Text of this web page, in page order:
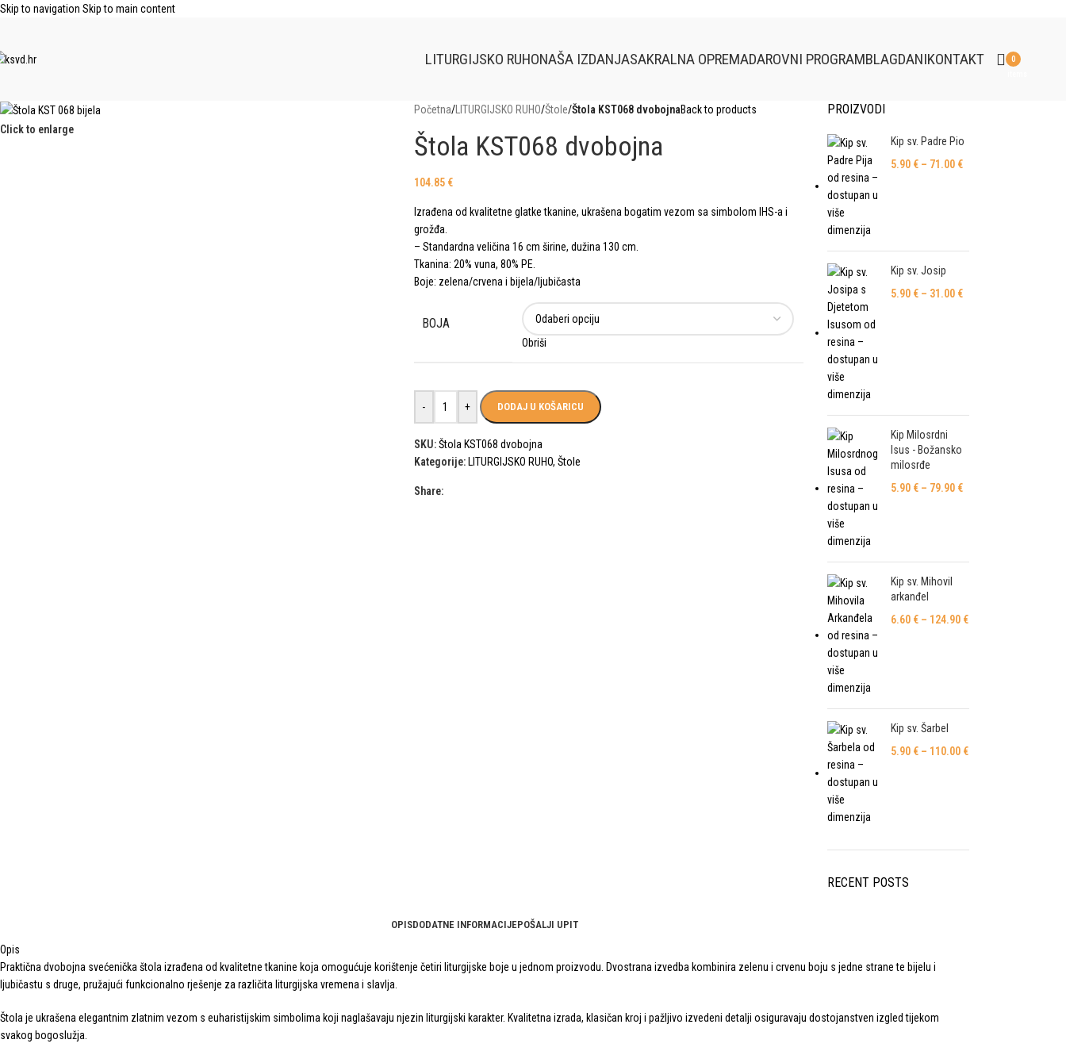
Skip to navigation Skip to main content
LITURGIJSKO RUHONAŠA IZDANJASAKRALNA OPREMADAROVNI PROGRAMBLAGDANIKONTAKT
0
Click to enlarge
Početna/LITURGIJSKO RUHO/Štole/Štola KST068 dvobojnaBack to products
Štola KST068 dvobojna
104.85 €
Izrađena od kvalitetne glatke tkanine, ukrašena bogatim vezom sa simbolom IHS-a i
grožđa.
– Standardna veličina 16 cm širine, dužina 130 cm.
Tkanina: 20% vuna, 80% PE.
Boje: zelena/crvena i bijela/ljubičasta
BOJA
Obriši
- + DODAJ U KOŠARICU
SKU:Štola KST068 dvobojna
Kategorije: LITURGIJSKO RUHO, Štole
Share:
PROIZVODI
Kip sv. Padre Pio
5.90 € – 71.00 €
Kip sv. Josip
5.90 € – 31.00 €
Kip Milosrdni
Isus - Božansko
milosrđe
5.90 € – 79.90 €
Kip sv. Mihovil
arkanđel
6.60 € – 124.90 €
Kip sv. Šarbel
5.90 € – 110.00 €
RECENT POSTS
OPISDODATNE INFORMACIJEPOŠALJI UPIT
Opis
Praktična dvobojna svećenička štola izrađena od kvalitetne tkanine koja omogućuje korištenje četiri liturgijske boje u jednom proizvodu. Dvostrana izvedba kombinira zelenu i crvenu boju s jedne strane te bijelu i
ljubičastu s druge, pružajući funkcionalno rješenje za različita liturgijska vremena i slavlja.
Štola je ukrašena elegantnim zlatnim vezom s euharistijskim simbolima koji naglašavaju njezin liturgijski karakter. Kvalitetna izrada, klasičan kroj i pažljivo izvedeni detalji osiguravaju dostojanstven izgled tijekom
svakog bogoslužja.